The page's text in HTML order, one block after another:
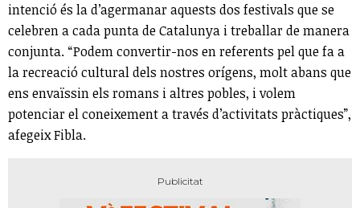
intenció és la d’agermanar aquests dos festivals que se
celebren a cada punta de Catalunya i treballar de manera
conjunta. “Podem convertir-nos en referents pel que fa a
la recreació cultural dels nostres orígens, molt abans que
ens envaïssin els romans i altres pobles, i volem
potenciar el coneixement a través d’activitats pràctiques”,
afegeix Fibla.